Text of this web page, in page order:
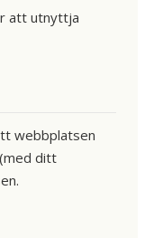
att utnyttja
webbplatsen
ditt